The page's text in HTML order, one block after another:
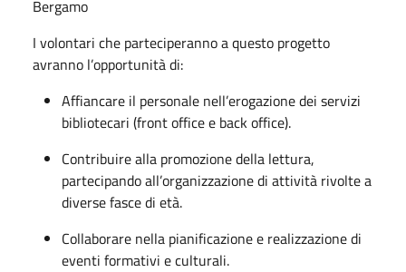
Bergamo
I volontari che parteciperanno a questo progetto
avranno l’opportunità di:
Affiancare il personale nell’erogazione dei servizi
bibliotecari (front office e back office).
Contribuire alla promozione della lettura,
partecipando all’organizzazione di attività rivolte a
diverse fasce di età.
Collaborare nella pianificazione e realizzazione di
eventi formativi e culturali.